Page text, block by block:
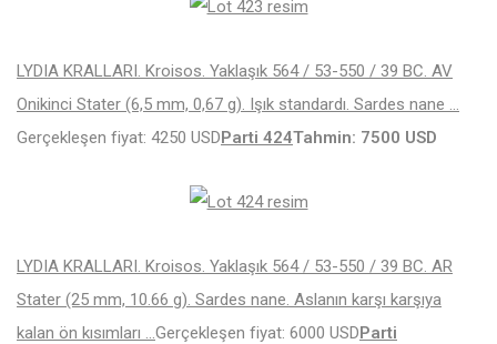
LYDIA KRALLARI. Kroisos. Yaklaşık 564 / 53-550 / 39 BC. AV
Onikinci Stater (6,5 mm, 0,67 g). Işık standardı. Sardes nane …
Gerçekleşen fiyat: 4250 USDParti 424Tahmin: 7500 USD
LYDIA KRALLARI. Kroisos. Yaklaşık 564 / 53-550 / 39 BC. AR
Stater (25 mm, 10.66 g). Sardes nane. Aslanın karşı karşıya
kalan ön kısımları … Gerçekleşen fiyat: 6000 USDParti